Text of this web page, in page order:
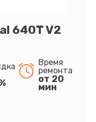
640T V2
Время
ремонта
от 20
мин